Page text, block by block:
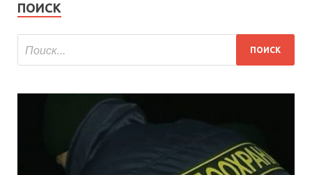
ПОИСК